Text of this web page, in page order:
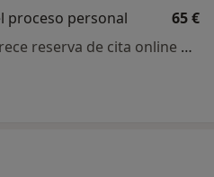
proceso personal
65 €
Este especialista no ofrece reserva de cita online en esta dirección.